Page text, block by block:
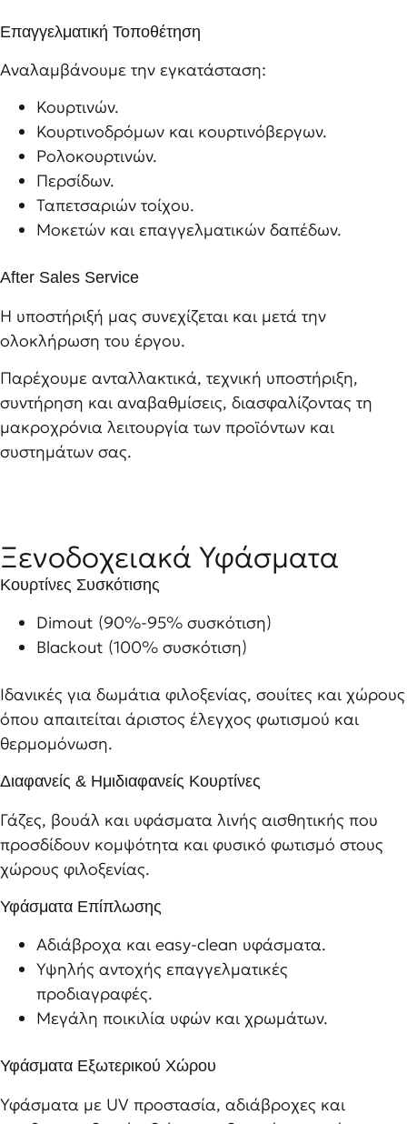
Επαγγελματική Τοποθέτηση
Αναλαμβάνουμε την εγκατάσταση:
Κουρτινών.
Κουρτινοδρόμων και κουρτινόβεργων.
Ρολοκουρτινών.
Περσίδων.
Ταπετσαριών τοίχου.
Μοκετών και επαγγελματικών δαπέδων.
After Sales Service
Η υποστήριξή μας συνεχίζεται και μετά την
ολοκλήρωση του έργου.
Παρέχουμε ανταλλακτικά, τεχνική υποστήριξη,
συντήρηση και αναβαθμίσεις, διασφαλίζοντας τη
μακροχρόνια λειτουργία των προϊόντων και
συστημάτων σας.
Ξενοδοχειακά Υφάσματα
Κουρτίνες Συσκότισης
Dimout (90%-95% συσκότιση)
Blackout (100% συσκότιση)
Ιδανικές για δωμάτια φιλοξενίας, σουίτες και χώρους
όπου απαιτείται άριστος έλεγχος φωτισμού και
θερμομόνωση.
Διαφανείς & Ημιδιαφανείς Κουρτίνες
Γάζες, βουάλ και υφάσματα λινής αισθητικής που
προσδίδουν κομψότητα και φυσικό φωτισμό στους
χώρους φιλοξενίας.
Υφάσματα Επίπλωσης
Αδιάβροχα και easy-clean υφάσματα.
Υψηλής αντοχής επαγγελματικές
προδιαγραφές.
Μεγάλη ποικιλία υφών και χρωμάτων.
Υφάσματα Εξωτερικού Χώρου
Υφάσματα με UV προστασία, αδιάβροχες και